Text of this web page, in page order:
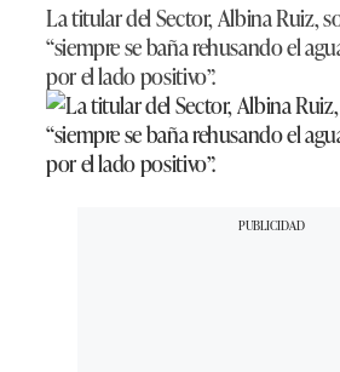
La titular del Sector, Albina Ruiz,
“siempre se baña rehusando el
por el lado positivo”.